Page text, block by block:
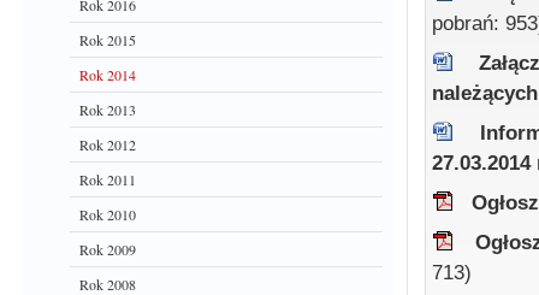
Rok 2016
Rok 2015
Rok 2014
Rok 2013
Rok 2012
Rok 2011
Rok 2010
Rok 2009
Rok 2008
pobrań:
713)